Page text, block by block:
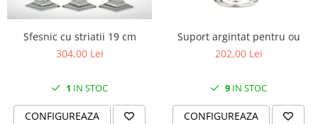
Sfesnic cu striatii 19 cm
304,00 Lei
1 IN STOC
CONFIGUREAZA
Suport argintat pentru ou
202,00 Lei
9 IN STOC
CONFIGUREAZA